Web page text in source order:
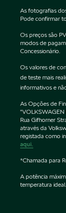
As fotografias
Pode confirmar
Os preços são
modos de
Concessionário.
Os valores de
de teste mais
informativos e
As Opções de
"VOLKSWAGEN
Rua Gifhorner
através da
registada como
aqui.
*Chamada para
A potência
temperatura